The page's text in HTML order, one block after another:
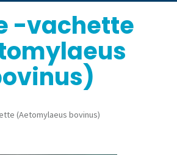
-vachette
(Aetomylaeus bovinus)